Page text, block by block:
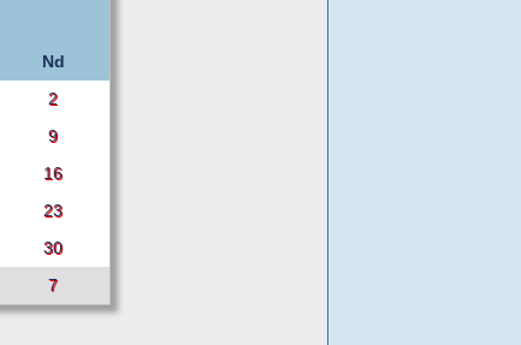
Nd
2
9
16
23
30
7